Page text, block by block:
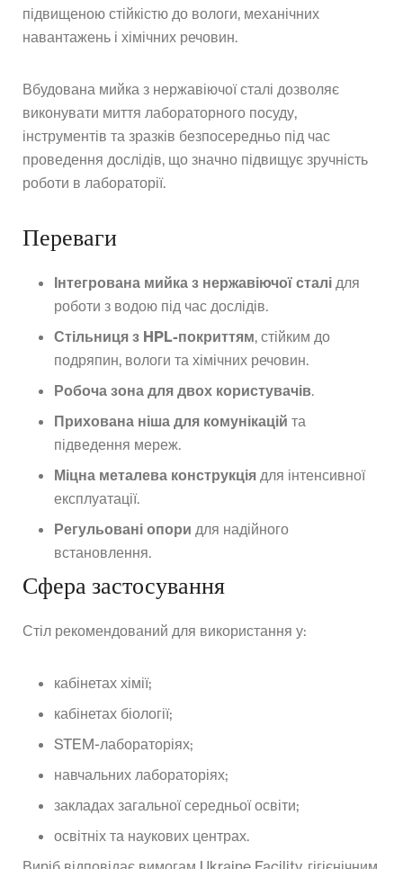
підвищеною стійкістю до вологи, механічних
навантажень і хімічних речовин.
Вбудована мийка з нержавіючої сталі дозволяє
виконувати миття лабораторного посуду,
інструментів та зразків безпосередньо під час
проведення дослідів, що значно підвищує зручність
роботи в лабораторії.
Переваги
Інтегрована мийка з нержавіючої сталі для
роботи з водою під час дослідів.
Стільниця з HPL-покриттям, стійким до
подряпин, вологи та хімічних речовин.
Робоча зона для двох користувачів.
Прихована ніша для комунікацій та
підведення мереж.
Міцна металева конструкція для інтенсивної
експлуатації.
Регульовані опори для надійного
встановлення.
Сфера застосування
Стіл рекомендований для використання у:
кабінетах хімії;
кабінетах біології;
STEM-лабораторіях;
навчальних лабораторіях;
закладах загальної середньої освіти;
освітніх та наукових центрах.